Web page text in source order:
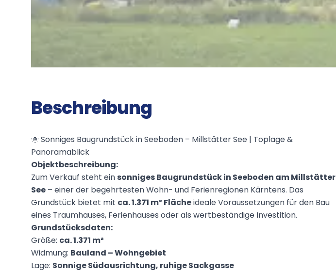
Beschreibung
🌞 Sonniges Baugrundstück in Seeboden – Millstätter See | Toplage &
Panoramablick
Objektbeschreibung:
Zum Verkauf steht ein sonniges Baugrundstück in Seeboden am Millstätter
See – einer der begehrtesten Wohn- und Ferienregionen Kärntens. Das
Grundstück bietet mit ca. 1.371 m² Flächeideale Voraussetzungen für den Bau
eines Traumhauses, Ferienhauses oder als wertbeständige Investition.
Grundstücksdaten:
Größe: ca. 1.371 m²
Widmung: Bauland – Wohngebiet
Lage: Sonnige Südausrichtung, ruhige Sackgasse